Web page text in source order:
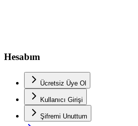
Hesabım
Ücretsiz Üye Ol
Kullanıcı Girişi
Şifremi Unuttum